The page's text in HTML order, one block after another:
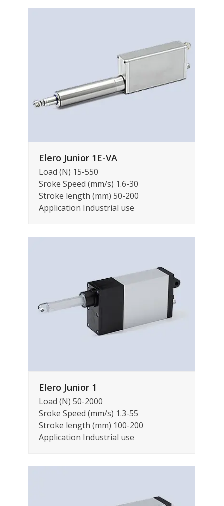
Elero Junior 1E-VA
Load (N) 15-550
Sroke Speed (mm/s) 1.6-30
Stroke length (mm) 50-200
Application Industrial use
Elero Junior 1
Load (N) 50-2000
Sroke Speed (mm/s) 1.3-55
Stroke length (mm) 100-200
Application Industrial use